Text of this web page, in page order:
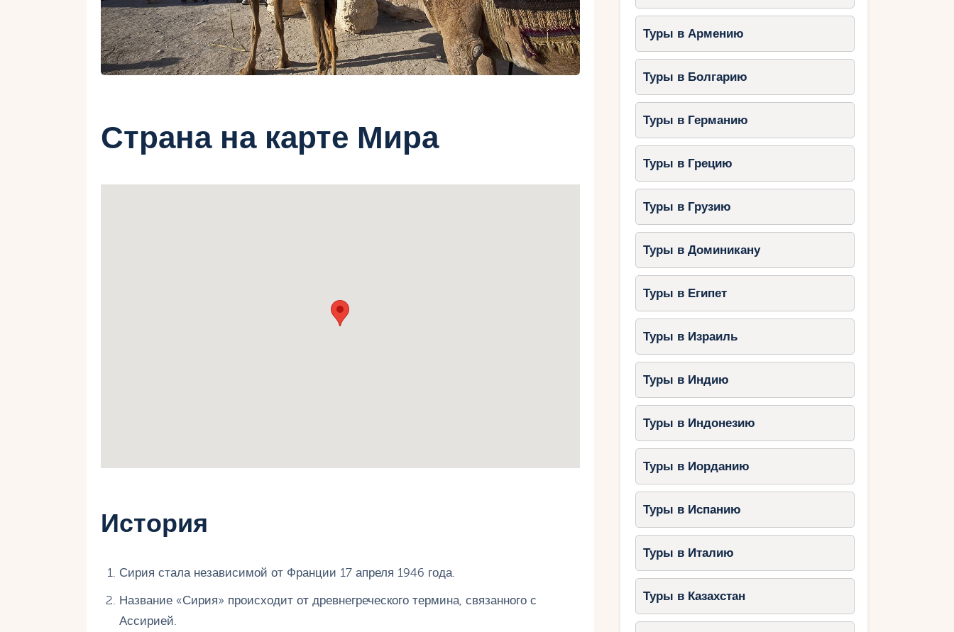
Страна на карте Мира
История
Сирия стала независимой от Франции 17 апреля 1946 года.
Название «Сирия» происходит от древнегреческого термина, связанного с
Ассирией.
Туры в Армению
Туры в Болгарию
Туры в Германию
Туры в Грецию
Туры в Грузию
Туры в Доминикану
Туры в Египет
Туры в Израиль
Туры в Индию
Туры в Индонезию
Туры в Иорданию
Туры в Испанию
Туры в Италию
Туры в Казахстан